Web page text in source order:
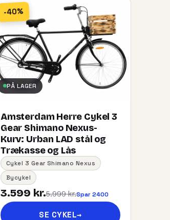
-40%
PÅ LAGER
Amsterdam Herre Cykel 3
Gear Shimano Nexus-
Kurv:​ ​Urban​ ​LAD​ ​stål og
Trækasse og Lås
Cykel 3 Gear Shimano Nexus
Bycykel
3.599 kr.5.999 kr.Spar 2400
SE CYKEL→